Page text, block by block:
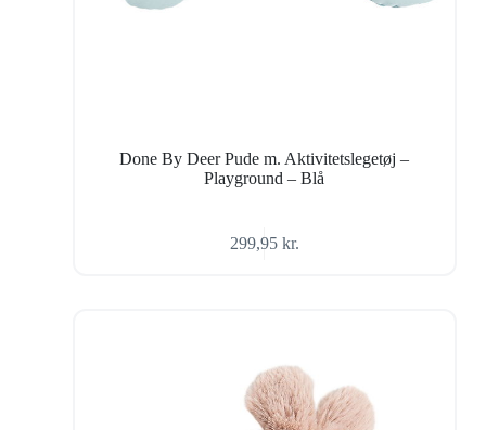
Done By Deer Pude m. Aktivitetslegetøj –
Playground – Blå
299,95 kr.